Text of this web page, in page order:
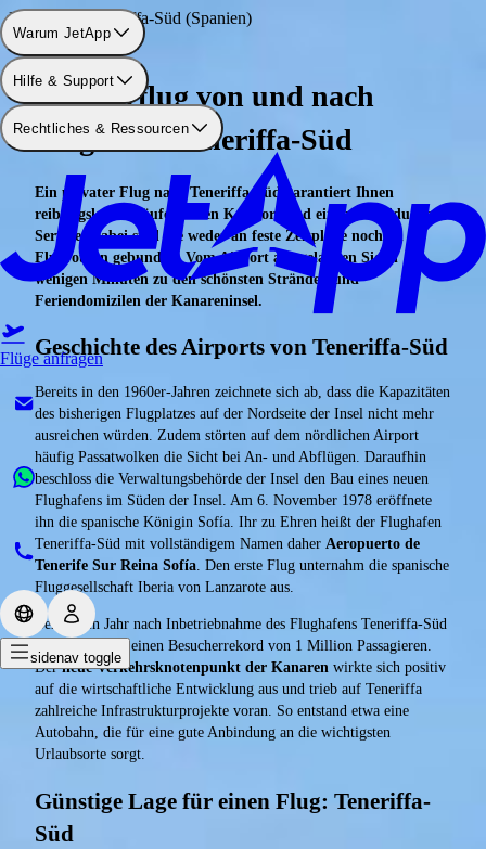
Warum JetApp
Hilfe & Support
Rechtliches & Ressourcen
Flüge anfragen
sidenav toggle
Flughafen: Teneriffa-Süd (Spanien)
Charterflug von und nach
Flughafen Teneriffa-Süd
Ein privater Flug nach Teneriffa-Süd garantiert Ihnen
reibungslose Abläufe, hohen Komfort und einen individuellen
Service. Dabei sind Sie weder an feste Zeitpläne noch an
Flugrouten gebunden. Vom Airport aus gelangen Sie in
wenigen Minuten zu den schönsten Stränden und
Feriendomizilen der Kanareninsel.
Geschichte des Airports von Teneriffa-Süd
Bereits in den 1960er-Jahren zeichnete sich ab, dass die Kapazitäten
des bisherigen Flugplatzes auf der Nordseite der Insel nicht mehr
ausreichen würden. Zudem störten auf dem nördlichen Airport
häufig Passatwolken die Sicht bei An- und Abflügen. Daraufhin
beschloss die Verwaltungsbehörde der Insel den Bau eines neuen
Flughafens im Süden der Insel. Am 6. November 1978 eröffnete
ihn die spanische Königin Sofía. Ihr zu Ehren heißt der Flughafen
Teneriffa-Süd mit vollständigem Namen daher Aeropuerto de
Tenerife Sur Reina Sofía. Den erste Flug unternahm die spanische
Fluggesellschaft Iberia von Lanzarote aus.
Bereits ein Jahr nach Inbetriebnahme des Flughafens Teneriffa-Süd
verzeichnete er einen Besucherrekord von 1 Million Passagieren.
Derneue Verkehrsknotenpunkt der Kanaren wirkte sich positiv
auf die wirtschaftliche Entwicklung aus und trieb auf Teneriffa
zahlreiche Infrastrukturprojekte voran. So entstand etwa eine
Autobahn, die für eine gute Anbindung an die wichtigsten
Urlaubsorte sorgt.
Günstige Lage für einen Flug: Teneriffa-
Süd